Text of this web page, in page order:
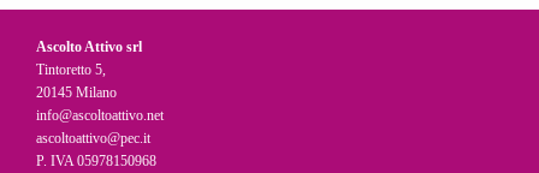
Ascolto Attivo srl
Tintoretto 5,
20145 Milano
info@ascoltoattivo.net
ascoltoattivo@pec.it
P. IVA 05978150968